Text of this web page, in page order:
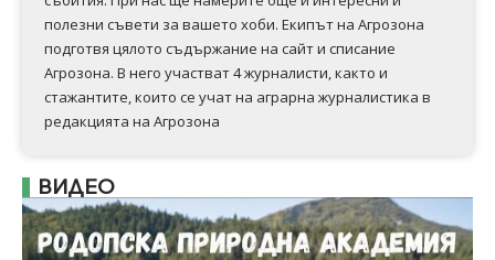
полезни съвети за вашето хоби. Екипът на Агрозона
подготвя цялото съдържание на сайт и списание
Агрозона. В него участват 4 журналисти, както и
стажантите, които се учат на аграрна журналистика в
редакцията на Агрозона
ВИДЕО